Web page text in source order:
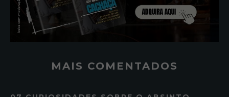
MAIS COMENTADOS